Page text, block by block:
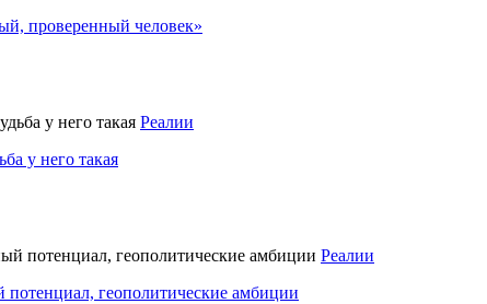
проверенный человек»
Реалии
у него такая
Реалии
геополитические амбиции